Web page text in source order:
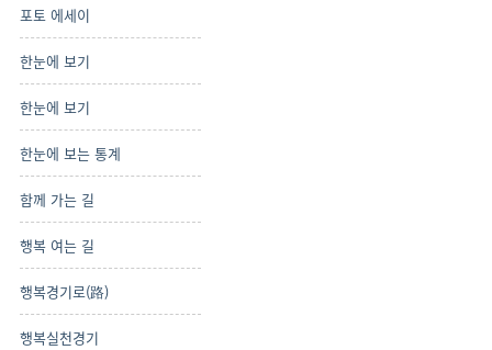
포토 에세이
한눈에 보기
한눈에 보기
한눈에 보는 통계
함께 가는 길
행복 여는 길
행복경기로(路)
행복실천경기